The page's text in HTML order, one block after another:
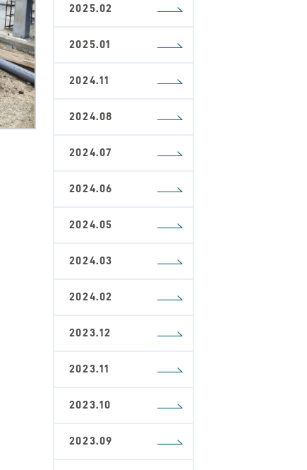
2025.02
2025.01
2024.11
2024.08
2024.07
2024.06
2024.05
2024.03
2024.02
2023.12
2023.11
2023.10
2023.09